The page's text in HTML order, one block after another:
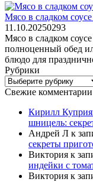
Мясо в сладком
11.10.20250293
Мясо в сладком
полноценный обед
блюдо для
Рубрики
Рубрики
Свежие
Кирилл
шницель:
Андрей Л к
секреты
Виктория к
индейки с
Виктория к